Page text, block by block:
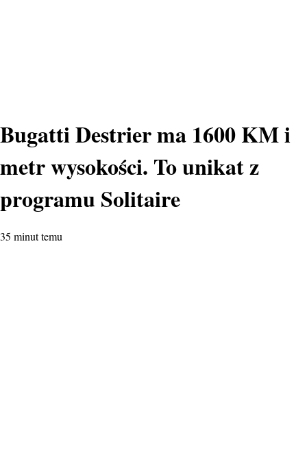
Bugatti Destrier ma 1600 KM i
metr wysokości. To unikat z
programu Solitaire
35 minut temu